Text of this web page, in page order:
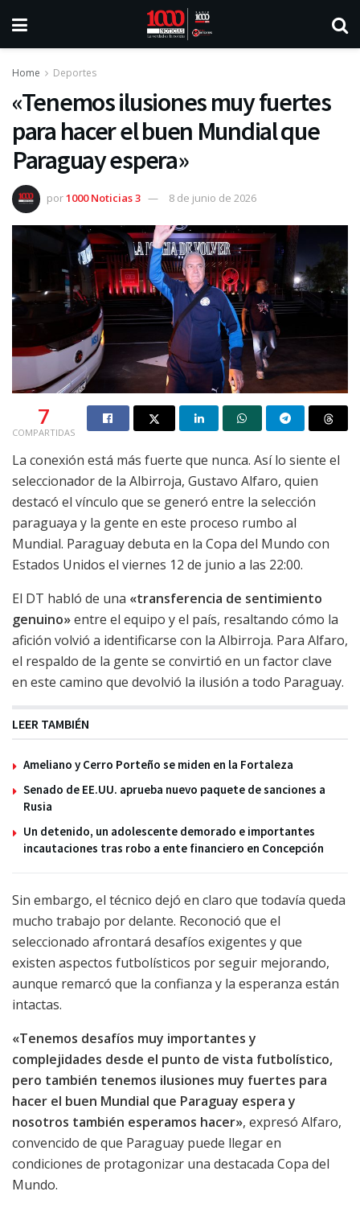
Home Deportes
«Tenemos ilusiones muy fuertes
para hacer el buen Mundial que
Paraguay espera»
por1000 Noticias 3 8 de junio de 2026
7
COMPARTIDAS
La conexión está más fuerte que nunca. Así lo siente el
seleccionador de la Albirroja, Gustavo Alfaro, quien
destacó el vínculo que se generó entre la selección
paraguaya y la gente en este proceso rumbo al
Mundial. Paraguay debuta en la Copa del Mundo con
Estados Unidos el viernes 12 de junio a las 22:00.
El DT habló de una «transferencia de sentimiento
genuino»entre el equipo y el país, resaltando cómo la
afición volvió a identificarse con la Albirroja. Para Alfaro,
el respaldo de la gente se convirtió en un factor clave
en este camino que devolvió la ilusión a todo Paraguay.
LEER TAMBIÉN
Ameliano y Cerro Porteño se miden en la Fortaleza
Senado de EE.UU. aprueba nuevo paquete de sanciones a
Rusia
Un detenido, un adolescente demorado e importantes
incautaciones tras robo a ente financiero en Concepción
Sin embargo, el técnico dejó en claro que todavía queda
mucho trabajo por delante. Reconoció que el
seleccionado afrontará desafíos exigentes y que
existen aspectos futbolísticos por seguir mejorando,
aunque remarcó que la confianza y la esperanza están
intactas.
«Tenemos desafíos muy importantes y
complejidades desde el punto de vista futbolístico,
pero también tenemos ilusiones muy fuertes para
hacer el buen Mundial que Paraguay espera y
nosotros también esperamos hacer», expresó Alfaro,
convencido de que Paraguay puede llegar en
condiciones de protagonizar una destacada Copa del
Mundo.